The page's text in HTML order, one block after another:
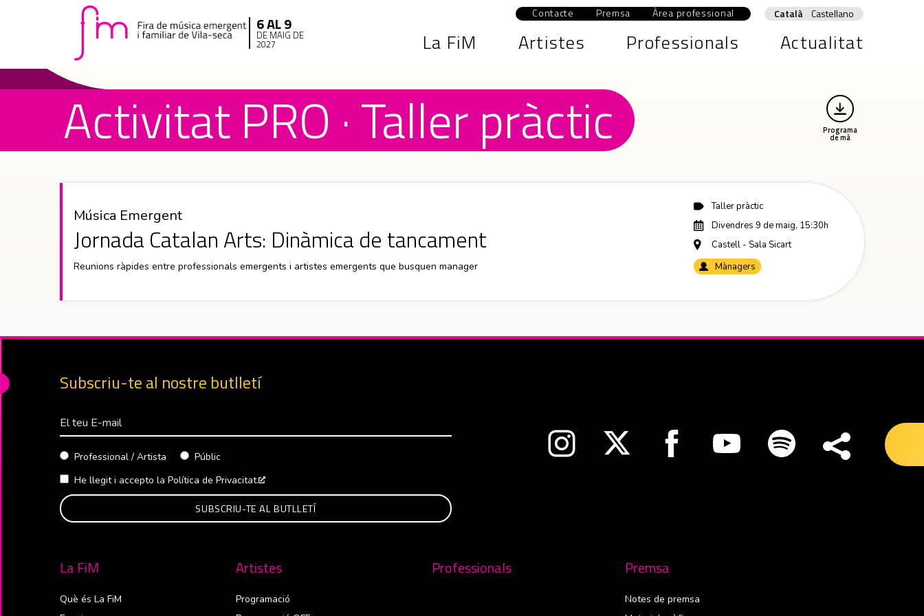
6 AL 9
DE MAIG DE
2027
Contacte Premsa Àrea professional Abre en nueva ventana
Català Castellano
La FiM Artistes Professionals Actualitat
Activitat PRO · Taller pràctic Programa
de mà
Música Emergent
Jornada Catalan Arts: Dinàmica de tancament
Reunions ràpides entre professionals emergents i artistes emergents que busquen manager
Taller pràctic
Divendres 9 de maig, 15:30h
Castell - Sala Sicart
Mànagers
Subscriu-te al nostre butlletí
Correu Electrònico
Professional / Artista
Públic
He llegit i accepto la Política de Privacitat.
Abre en nueva ventanaAbre en nueva ventanaAbre en nueva ventanaAbre en nueva ventanaAbre en nueva ventana
La FiM
Què és La FiM
Artistes
Programació
Professionals Premsa
Notes de premsa